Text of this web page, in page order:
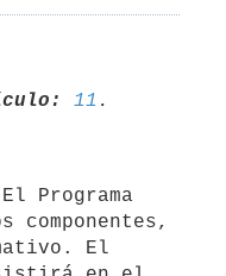
11
componentes,
El